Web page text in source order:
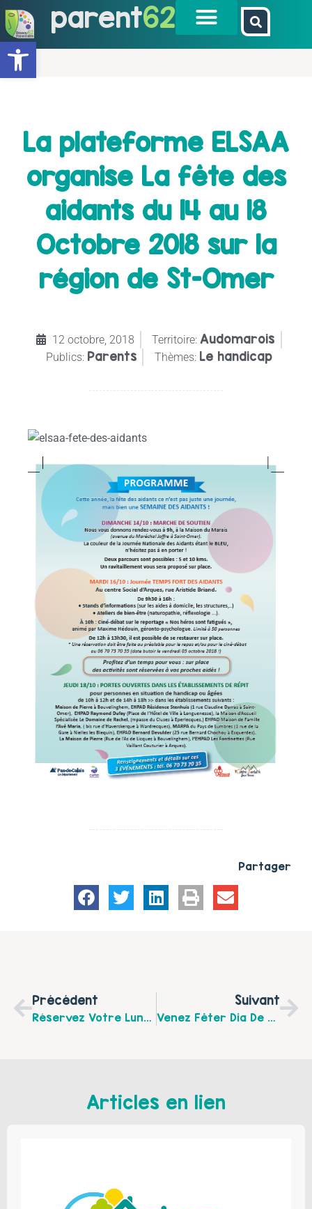
Ouvrir la barre d’outils
parent62
La plateforme ELSAA
organise La fête des
aidants du 14 au 18
Octobre 2018 sur la
région de St-Omer
12 octobre, 2018 Territoire: Audomarois
Publics: Parents Thèmes: Le handicap
Partager
Précédent
Réservez Votre Lundi 22 Octobre Pour Passer Un Après-Midi En Famille À St Martin-Lez-Tatinghem
Suivant
Venez Fêter Dia De Los Muertos Au Centre Social Jean Ferrat Le 25 Octobre 2018 !
Articles en lien